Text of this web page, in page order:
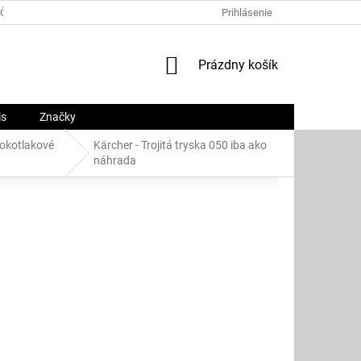
PORIADOK O NÁS
Prihlásenie
NÁKUPNÝ
Prázdny košík
Značky
Kärcher - Trojitá tryska 050 iba ako
náhrada